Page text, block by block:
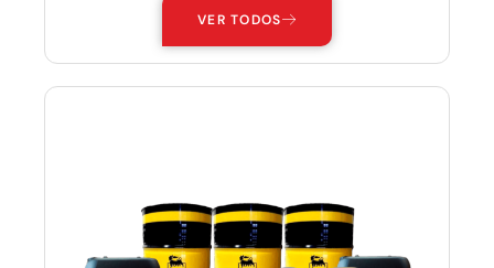
VER TODOS